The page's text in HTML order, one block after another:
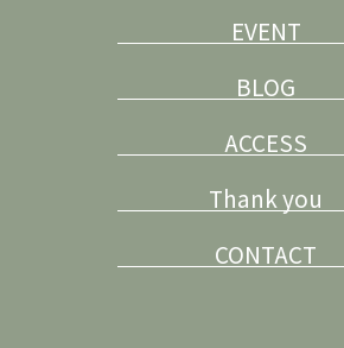
EVENT
BLOG
ACCESS
Thank you
CONTACT